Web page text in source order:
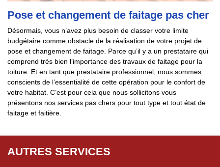
Pose et changement de faitage pas cher
Désormais, vous n’avez plus besoin de classer votre limite
budgétaire comme obstacle de la réalisation de votre projet de
pose et changement de faitage. Parce qu’il y a un prestataire qui
comprend très bien l’importance des travaux de faitage pour la
toiture. Et en tant que prestataire professionnel, nous sommes
conscients de l’essentialité de cette opération pour le confort de
votre habitat. C’est pour cela que nous sollicitons vous
présentons nos services pas chers pour tout type et tout état de
faitage et faitière.
AUTRES SERVICES